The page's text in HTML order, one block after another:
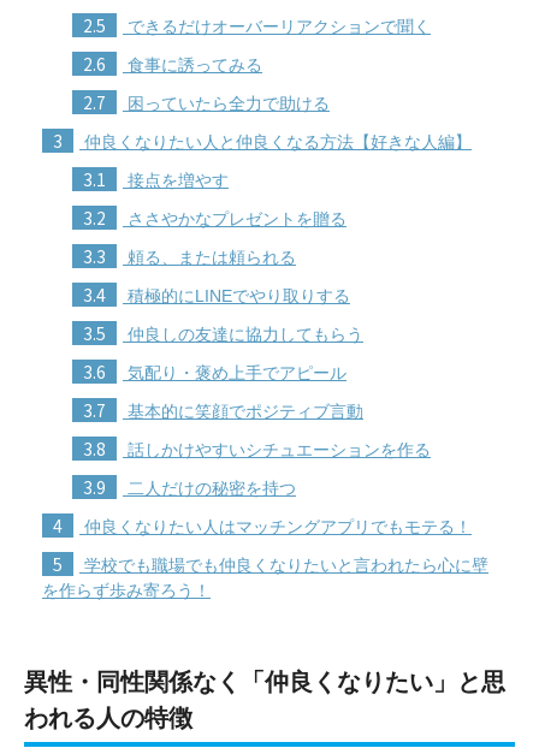
2.5 できるだけオーバーリアクションで聞く
2.6 食事に誘ってみる
2.7 困っていたら全力で助ける
3 仲良くなりたい人と仲良くなる方法【好きな人編】
3.1 接点を増やす
3.2 ささやかなプレゼントを贈る
3.3 頼る、または頼られる
3.4 積極的にLINEでやり取りする
3.5 仲良しの友達に協力してもらう
3.6 気配り・褒め上手でアピール
3.7 基本的に笑顔でポジティブ言動
3.8 話しかけやすいシチュエーションを作る
3.9 二人だけの秘密を持つ
4 仲良くなりたい人はマッチングアプリでもモテる！
5
学校でも職場でも仲良くなりたいと言われたら心に壁
を作らず歩み寄ろう！
異性・同性関係なく「仲良くなりたい」と思
われる人の特徴